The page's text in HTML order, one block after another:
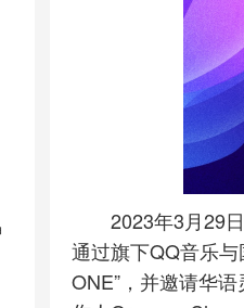
2023年3月29
通过旗下QQ音乐
ONE”，并邀请华